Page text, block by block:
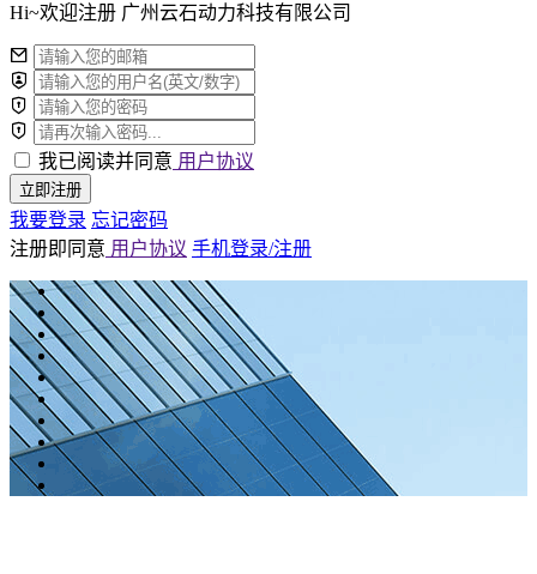
Hi~欢迎注册 广州云石动力科技有限公司
我已阅读并同意 用户协议
立即注册
我要登录 忘记密码
注册即同意 用户协议 手机登录/注册